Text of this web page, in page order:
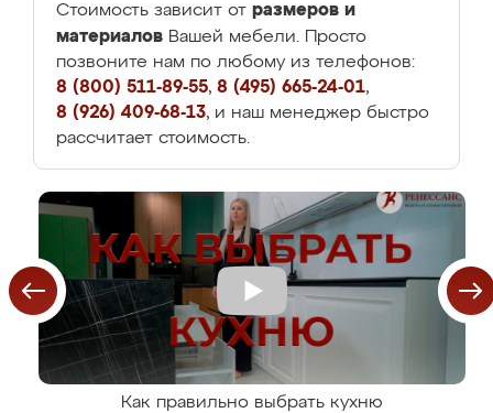
Стоимость зависит от размеров и
материалов Вашей мебели. Просто
позвоните нам по любому из телефонов:
8 (800) 511-89-55, 8 (495) 665-24-01,
8 (926) 409-68-13, и наш менеджер быстро
рассчитает стоимость.
Как правильно выбрать кухню